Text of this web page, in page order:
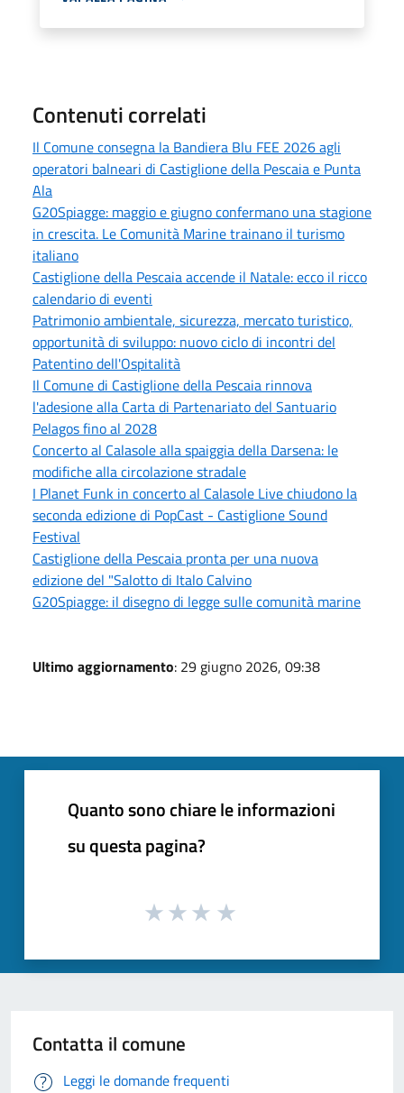
Contenuti correlati
Il Comune consegna la Bandiera Blu FEE 2026 agli
operatori balneari di Castiglione della Pescaia e Punta
Ala
G20Spiagge: maggio e giugno confermano una stagione
in crescita. Le Comunità Marine trainano il turismo
italiano
Castiglione della Pescaia accende il Natale: ecco il ricco
calendario di eventi
Patrimonio ambientale, sicurezza, mercato turistico,
opportunità di sviluppo: nuovo ciclo di incontri del
Patentino dell'Ospitalità
Il Comune di Castiglione della Pescaia rinnova
l'adesione alla Carta di Partenariato del Santuario
Pelagos fino al 2028
Concerto al Calasole alla spaiggia della Darsena: le
modifiche alla circolazione stradale
I Planet Funk in concerto al Calasole Live chiudono la
seconda edizione di PopCast - Castiglione Sound
Festival
Castiglione della Pescaia pronta per una nuova
edizione del "Salotto di Italo Calvino
G20Spiagge: il disegno di legge sulle comunità marine
Ultimo aggiornamento: 29 giugno 2026, 09:38
Quanto sono chiare le informazioni
su questa pagina?
Contatta il comune
Leggi le domande frequenti